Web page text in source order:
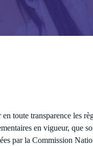
ici à votre espace membre
et pédagogiques.
toute transparence les
en vigueur,
par la Commission